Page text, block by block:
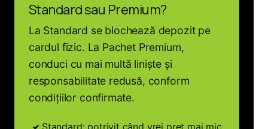
Standard sau Premium?
La Standard se blochează depozit pe
cardul fizic. La Pachet Premium,
conduci cu mai multă liniște și
responsabilitate redusă, conform
condițiilor confirmate.
Standard: potrivit când vrei preț mai mic.